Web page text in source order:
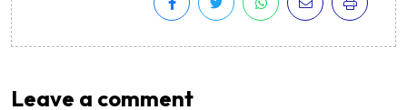
Leave a comment